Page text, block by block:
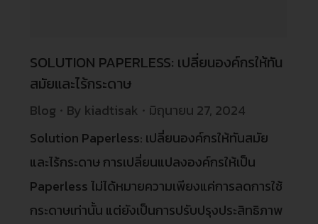
SOLUTION PAPERLESS: เปลี่ยนองค์กรให้ทัน
สมัยและไร้กระดาษ
Blog By kiadtisak
มิถุนายน 27, 2024
Solution Paperless: เปลี่ยนองค์กรให้ทันสมัย
และไร้กระดาษ การเปลี่ยนแปลงองค์กรให้เป็น
Paperless ไม่ได้หมายความเพียงแค่การลดการใช้
กระดาษเท่านั้น แต่ยังเป็นการปรับปรุงประสิทธิภาพ